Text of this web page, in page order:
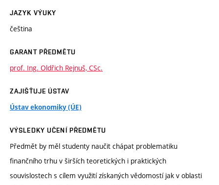
JAZYK VÝUKY
čeština
GARANT PŘEDMĚTU
prof. Ing. Oldřich Rejnuš, CSc.
ZAJIŠŤUJE ÚSTAV
Ústav ekonomiky (ÚE)
VÝSLEDKY UČENÍ PŘEDMĚTU
Předmět by měl studenty naučit chápat problematiku
finančního trhu v širších teoretických i praktických
souvislostech s cílem využití získaných vědomostí jak v oblasti